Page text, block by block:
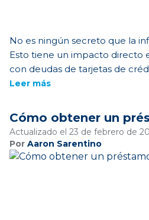
No es ningún secreto que la
Esto tiene un impacto directo
con deudas de tarjetas de
Leer más
Cómo obtener un
Actualizado el 23 de febrero de
Por Aaron Sarentino